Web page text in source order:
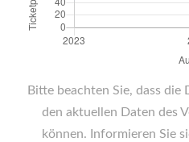
Bitte beachten Sie, dass die
den aktuellen Daten des
können. Informieren Sie